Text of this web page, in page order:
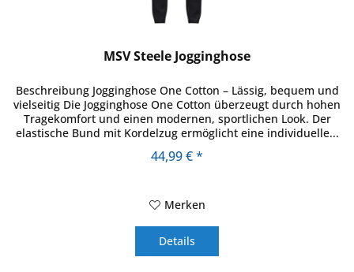
MSV Steele Jogginghose
Beschreibung Jogginghose One Cotton – Lässig, bequem und
vielseitig Die Jogginghose One Cotton überzeugt durch hohen
Tragekomfort und einen modernen, sportlichen Look. Der
elastische Bund mit Kordelzug ermöglicht eine individuelle...
44,99 € *
Merken
Details